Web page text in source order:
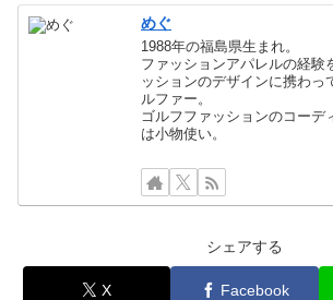
めぐ
1988年の福島県生まれ。
ファッションアパレルの経験
ッションのデザインに携わっ
ルファー。
ゴルフファッションのコーデ
は小物使い。
シェアする
X Facebook